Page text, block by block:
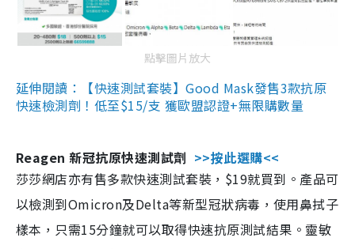
點擊圖片放大
延伸閱讀：【快速測試套裝】Good Mask發售3款抗原
快速檢測劑！低至$15/支 獲歐盟認證+無限購數量
Reagen 新冠抗原快速測試劑 >>按此選購<<
莎莎網店亦有售多款快速測試套裝，$19就買到。產品可
以檢測到Omicron及Delta等新型冠狀病毒，使用鼻拭子
樣本，只需15分鐘就可以取得快速抗原測試結果。靈敏